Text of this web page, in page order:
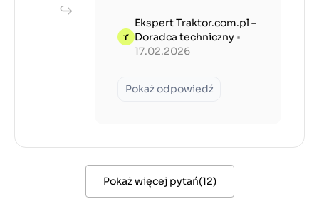
Ekspert Traktor.com.pl –
Doradca techniczny •
17.02.2026
Pokaż odpowiedź
Pokaż więcej pytań(12)